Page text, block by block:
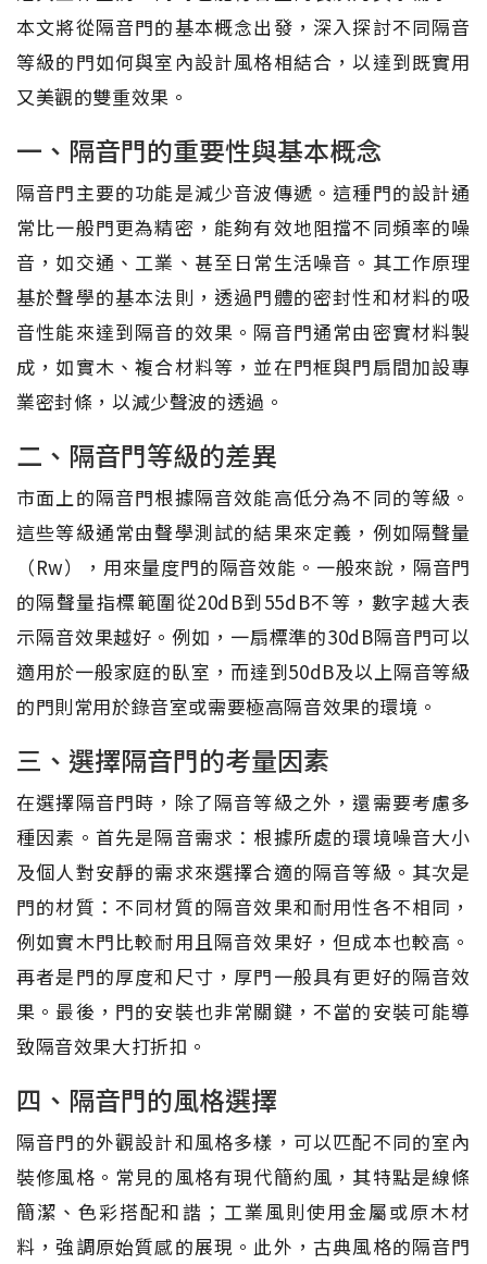
本文將從隔音門的基本概念出發，深入探討不同隔音
等級的門如何與室內設計風格相結合，以達到既實用
又美觀的雙重效果。
一、隔音門的重要性與基本概念
隔音門主要的功能是減少音波傳遞。這種門的設計通
常比一般門更為精密，能夠有效地阻擋不同頻率的噪
音，如交通、工業、甚至日常生活噪音。其工作原理
基於聲學的基本法則，透過門體的密封性和材料的吸
音性能來達到隔音的效果。隔音門通常由密實材料製
成，如實木、複合材料等，並在門框與門扇間加設專
業密封條，以減少聲波的透過。
二、隔音門等級的差異
市面上的隔音門根據隔音效能高低分為不同的等級。
這些等級通常由聲學測試的結果來定義，例如隔聲量
（Rw），用來量度門的隔音效能。一般來說，隔音門
的隔聲量指標範圍從20dB到55dB不等，數字越大表
示隔音效果越好。例如，一扇標準的30dB隔音門可以
適用於一般家庭的臥室，而達到50dB及以上隔音等級
的門則常用於錄音室或需要極高隔音效果的環境。
三、選擇隔音門的考量因素
在選擇隔音門時，除了隔音等級之外，還需要考慮多
種因素。首先是隔音需求：根據所處的環境噪音大小
及個人對安靜的需求來選擇合適的隔音等級。其次是
門的材質：不同材質的隔音效果和耐用性各不相同，
例如實木門比較耐用且隔音效果好，但成本也較高。
再者是門的厚度和尺寸，厚門一般具有更好的隔音效
果。最後，門的安裝也非常關鍵，不當的安裝可能導
致隔音效果大打折扣。
四、隔音門的風格選擇
隔音門的外觀設計和風格多樣，可以匹配不同的室內
裝修風格。常見的風格有現代簡約風，其特點是線條
簡潔、色彩搭配和諧；工業風則使用金屬或原木材
料，強調原始質感的展現。此外，古典風格的隔音門